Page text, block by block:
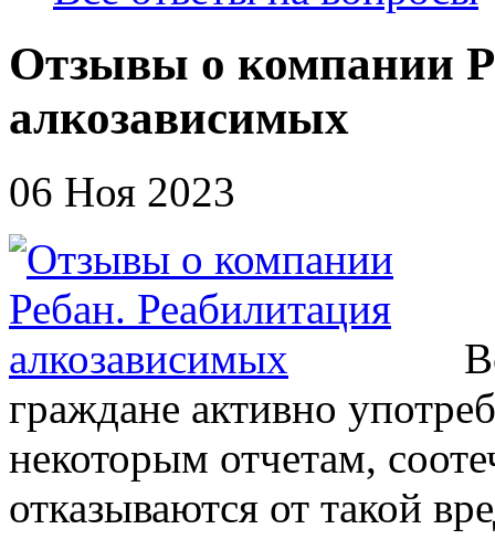
Отзывы о компании
алкозависимых
06 Ноя 2023
граждане активно
некоторым отчетам,
отказываются от такой